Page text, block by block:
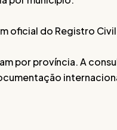
oficial do Registro
por província. A